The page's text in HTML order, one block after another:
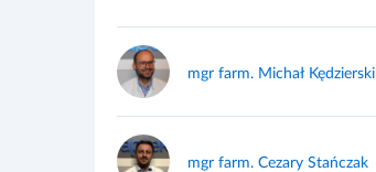
mgr farm. Michał Kędzierski
mgr farm. Cezary Stańczak